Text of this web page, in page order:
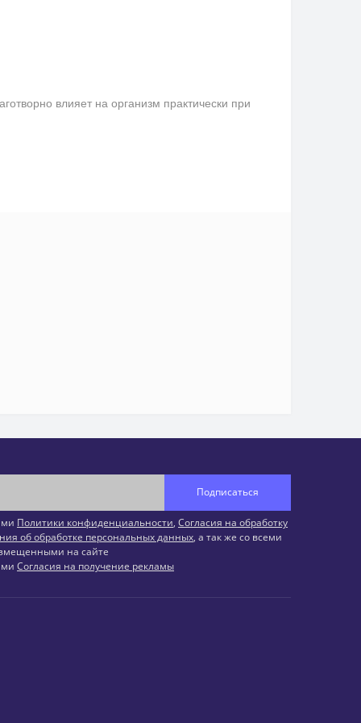
влияет на организм практически при
Подписаться
Политики конфиденциальности, Согласия на обработку
об обработке персональных данных, а так же со всеми
на сайте
Согласия на получение рекламы